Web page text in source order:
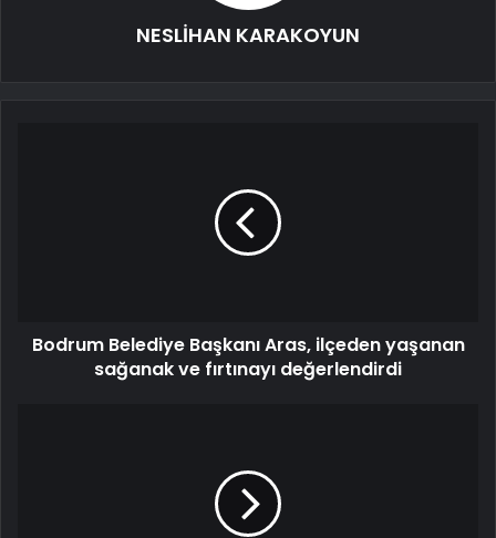
NESLİHAN KARAKOYUN
Bodrum Belediye Başkanı Aras, ilçeden yaşanan
sağanak ve fırtınayı değerlendirdi